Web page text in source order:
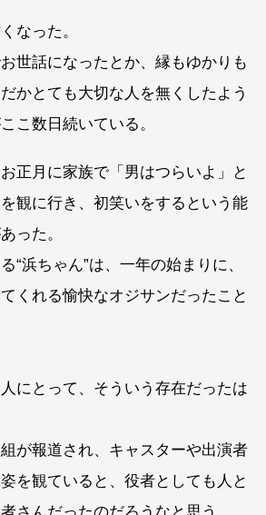
なった。
世話になったとか、縁もゆかりも
かとても大切な人を無くしたよう
こ数日続いている。
正月に家族で「男はつらいよ」と
を観に行き、初笑いをするという能
った。
“浜ちゃん”は、一年の始まりに、
くれる愉快なオジサンだったこと
にとって、そういう存在だったは
が報道され、キャスターや出演者
を観ていると、役者としても人と